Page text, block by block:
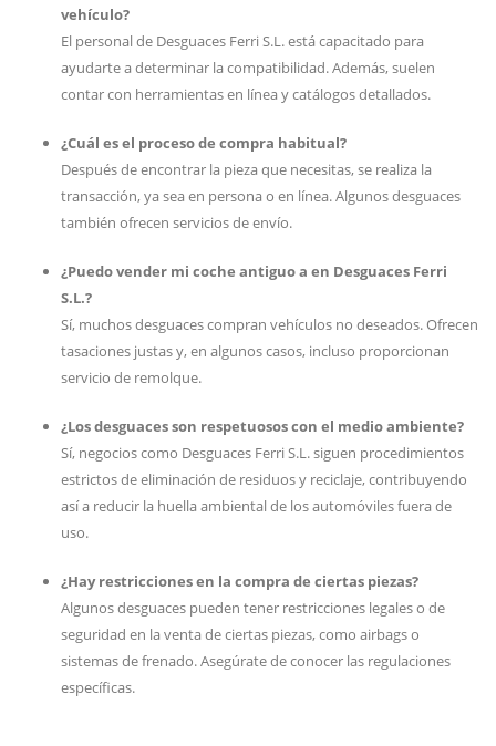
vehículo?
El personal de Desguaces Ferri S.L. está capacitado para
ayudarte a determinar la compatibilidad. Además, suelen
contar con herramientas en línea y catálogos detallados.
¿Cuál es el proceso de compra habitual?
Después de encontrar la pieza que necesitas, se realiza la
transacción, ya sea en persona o en línea. Algunos desguaces
también ofrecen servicios de envío.
¿Puedo vender mi coche antiguo a en Desguaces Ferri
S.L.?
Sí, muchos desguaces compran vehículos no deseados. Ofrecen
tasaciones justas y, en algunos casos, incluso proporcionan
servicio de remolque.
¿Los desguaces son respetuosos con el medio ambiente?
Sí, negocios como Desguaces Ferri S.L. siguen procedimientos
estrictos de eliminación de residuos y reciclaje, contribuyendo
así a reducir la huella ambiental de los automóviles fuera de
uso.
¿Hay restricciones en la compra de ciertas piezas?
Algunos desguaces pueden tener restricciones legales o de
seguridad en la venta de ciertas piezas, como airbags o
sistemas de frenado. Asegúrate de conocer las regulaciones
específicas.